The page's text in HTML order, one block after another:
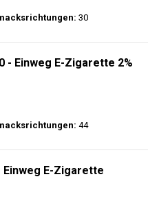
30
- Einweg E-Zigarette 2%
44
Einweg E-Zigarette